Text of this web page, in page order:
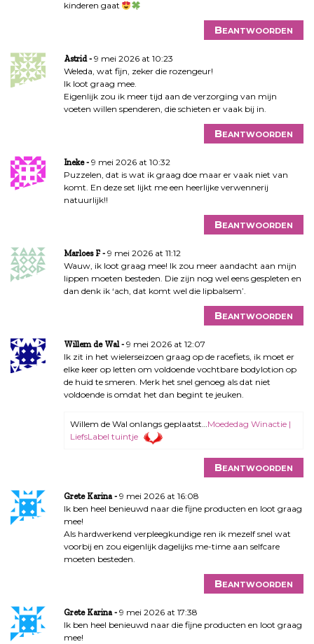
kinderen gaat
Beantwoorden
Astrid
9 mei 2026 at 10:23
Weleda, wat fijn, zeker die rozengeur!
Ik loot graag mee.
Eigenlijk zou ik meer tijd aan de verzorging van mijn
voeten willen spenderen, die schieten er vaak bij in.
Beantwoorden
Ineke
9 mei 2026 at 10:32
Puzzelen, dat is wat ik graag doe maar er vaak niet van
komt. En deze set lijkt me een heerlijke verwennerij
natuurlijk!!
Beantwoorden
Marloes F
9 mei 2026 at 11:12
Wauw, ik loot graag mee! Ik zou meer aandacht aan mijn
lippen moeten besteden. Die zijn nog wel eens gespleten en
dan denk ik ‘ach, dat komt wel die lipbalsem’.
Beantwoorden
Willem de Wal
9 mei 2026 at 12:07
Ik zit in het wielerseizoen graag op de racefiets, ik moet er
elke keer op letten om voldoende vochtbare bodylotion op
de huid te smeren. Merk het snel genoeg als dat niet
voldoende is omdat het dan begint te jeuken.
Willem de Wal onlangs geplaatst…Moededag Winactie |
LiefsLabel tuintje
Beantwoorden
Grete Karina
9 mei 2026 at 16:08
Ik ben heel benieuwd naar die fijne producten en loot graag
mee!
Als hardwerkend verpleegkundige ren ik mezelf snel wat
voorbij en zou eigenlijk dagelijks me-time aan selfcare
moeten besteden.
Beantwoorden
Grete Karina
9 mei 2026 at 17:38
Ik ben heel benieuwd naar die fijne producten en loot graag
mee!